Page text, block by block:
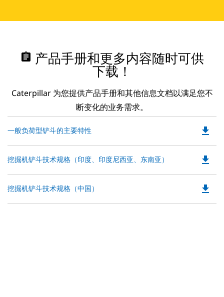
assignment 产品手册和更多内容随时可供
下载！
Caterpillar 为您提供产品手册和其他信息文档以满足您不
断变化的业务需求。
一般负荷型铲斗的主要特性
a
file_download
挖掘机铲斗技术规格（印度、印度尼西亚、东南亚）
a
file_download
挖掘机铲斗技术规格（中国） file_download